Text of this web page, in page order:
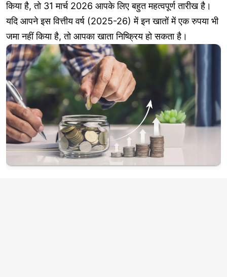
किया है, तो 31 मार्च 2026 आपके लिए बहुत महत्वपूर्ण तारीख है।
यदि आपने इस वित्तीय वर्ष (2025-26) में इन खातों में एक रुपया भी
जमा नहीं किया है, तो आपका खाता निष्क्रिय हो सकता है।